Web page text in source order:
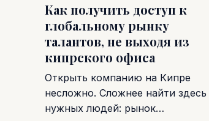
Как получить доступ к
глобальному рынку
талантов, не выходя из
кипрского офиса
Открыть компанию на Кипре
несложно. Сложнее найти здесь
нужных людей: рынок…